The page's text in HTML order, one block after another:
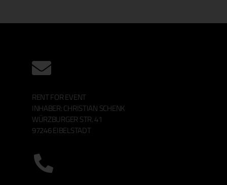
RENT FOR EVENT
INHABER: CHRISTIAN SCHENK
WÜRZBURGER STR. 41
97246 EIBELSTADT